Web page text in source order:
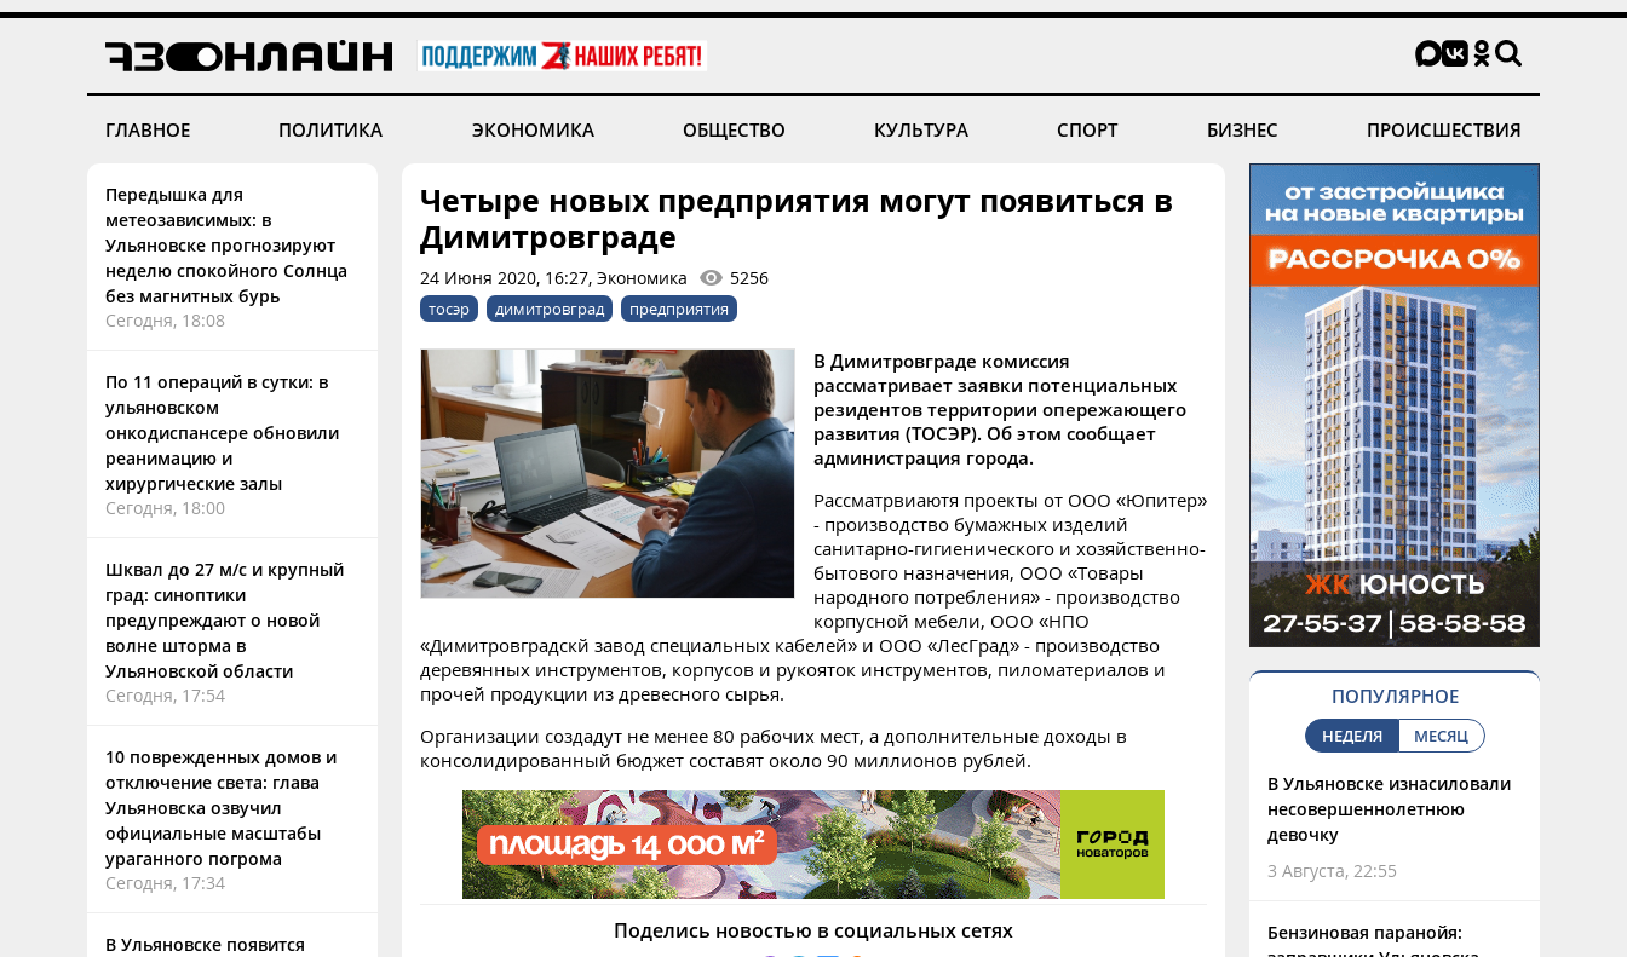
ГЛАВНОЕ ПОЛИТИКА ЭКОНОМИКА ОБЩЕСТВО КУЛЬТУРА СПОРТ БИЗНЕС ПРОИСШЕСТВИЯ
Передышка для
метеозависимых: в
Ульяновске прогнозируют
неделю спокойного Солнца
без магнитных бурь
Сегодня, 18:08
По 11 операций в сутки: в
ульяновском
онкодиспансере обновили
реанимацию и
хирургические залы
Сегодня, 18:00
Шквал до 27 м/с и крупный
град: синоптики
предупреждают о новой
волне шторма в
Ульяновской области
Сегодня, 17:54
10 поврежденных домов и
отключение света: глава
Ульяновска озвучил
официальные масштабы
ураганного погрома
Сегодня, 17:34
В Ульяновске появится
Четыре новых предприятия могут появиться в
Димитровграде
24 Июня 2020, 16:27, Экономика 5256
тосэр димитровград предприятия
В Димитровграде комиссия
рассматривает заявки потенциальных
резидентов территории опережающего
развития (ТОСЭР). Об этом сообщает
администрация города.
Рассматрвиаютя проекты от ООО «Юпитер»
- производство бумажных изделий
санитарно-гигиенического и хозяйственно-
бытового назначения, ООО «Товары
народного потребления» - производство
корпусной мебели, ООО «НПО
«Димитровградскй завод специальных кабелей» и ООО «ЛесГрад» - производство
деревянных инструментов, корпусов и рукояток инструментов, пиломатериалов и
прочей продукции из древесного сырья.
Организации создадут не менее 80 рабочих мест, а дополнительные доходы в
консолидированный бюджет составят около 90 миллионов рублей.
Поделись новостью в социальных сетях
ПОПУЛЯРНОЕ
НЕДЕЛЯ МЕСЯЦ
В Ульяновске изнасиловали
несовершеннолетнюю
девочку
3 Августа, 22:55
Бензиновая паранойя: